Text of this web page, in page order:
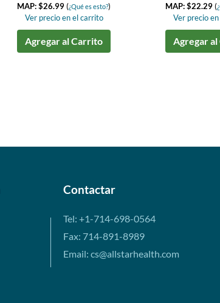
MAP: $26.99(¿Qué es esto?)
Ver precio en el carrito
Agregar al Carrito
MAP: $22.29(
Ver precio
Agregar
Contactar
Tel: +1-714-698-0564
Fax: 714-891-8989
Email: cs@allstarhealth.com